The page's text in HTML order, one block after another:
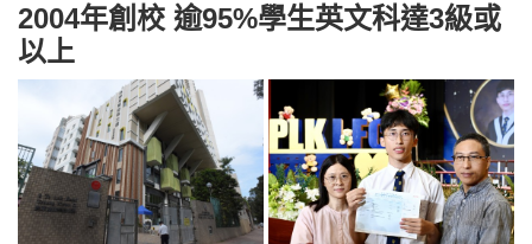
2004年創校 逾95%學生英文科達3級或
以上